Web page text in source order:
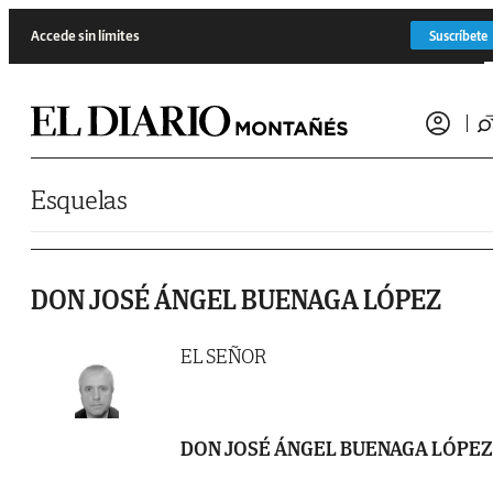
Accede sin límites Suscríbete
Esquelas
DON JOSÉ ÁNGEL BUENAGA LÓPEZ
EL SEÑOR
DON JOSÉ ÁNGEL BUENAGA LÓPEZ